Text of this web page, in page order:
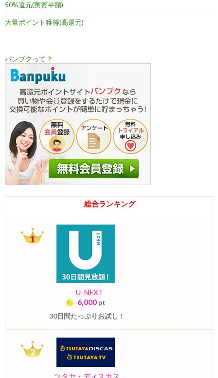
50%還元(実質半額)
大量ポイント獲得(高還元)
バンプクって？
総合ランキング
U-NEXT
6,000 pt
30日間たっぷりお試し！
ツタヤ・ディスカス